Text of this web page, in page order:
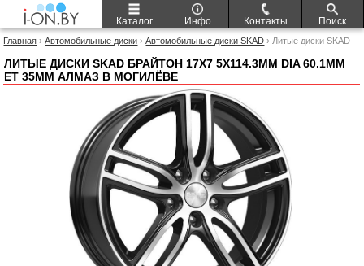
Каталог Инфо Контакты Поиск
Главная ›Автомобильные диски ›Автомобильные диски SKAD › Литые диски SKAD
ЛИТЫЕ ДИСКИ SKAD БРАЙТОН 17X7 5X114.3ММ DIA 60.1ММ
ET 35ММ АЛМАЗ В МОГИЛЁВЕ